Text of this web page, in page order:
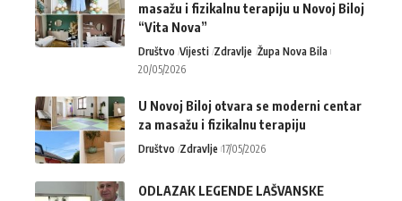
masažu i fizikalnu terapiju u Novoj Biloj
“Vita Nova”
Društvo Vijesti Zdravlje Župa Nova Bila
20/05/2026
U Novoj Biloj otvara se moderni centar
za masažu i fizikalnu terapiju
Društvo Zdravlje 17/05/2026
ODLAZAK LEGENDE LAŠVANSKE